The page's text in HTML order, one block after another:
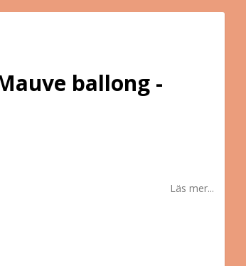
ballong -
Läs mer...